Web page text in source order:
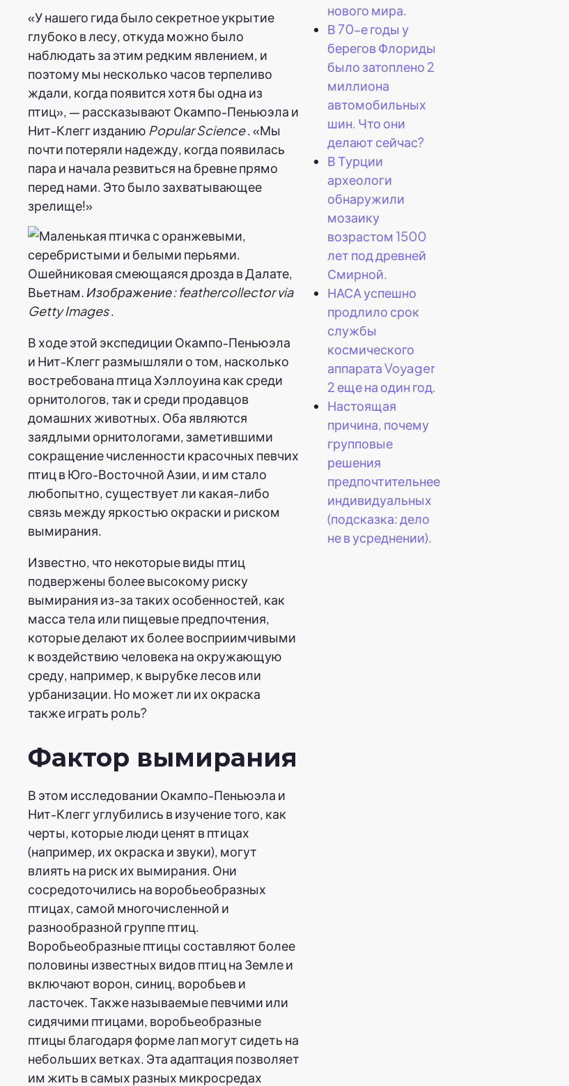
«У нашего гида было секретное укрытие
глубоко в лесу, откуда можно было
наблюдать за этим редким явлением, и
поэтому мы несколько часов терпеливо
ждали, когда появится хотя бы одна из
птиц», — рассказывают Окампо-Пеньюэла и
Нит-Клегг изданию Popular Science. «Мы
почти потеряли надежду, когда появилась
пара и начала резвиться на бревне прямо
перед нами. Это было захватывающее
зрелище!»
Ошейниковая смеющаяся дрозда в Далате,
Вьетнам. Изображение: feathercollector via
Getty Images.
В ходе этой экспедиции Окампо-Пеньюэла
и Нит-Клегг размышляли о том, насколько
востребована птица Хэллоуина как среди
орнитологов, так и среди продавцов
домашних животных. Оба являются
заядлыми орнитологами, заметившими
сокращение численности красочных певчих
птиц в Юго-Восточной Азии, и им стало
любопытно, существует ли какая-либо
связь между яркостью окраски и риском
вымирания.
Известно, что некоторые виды птиц
подвержены более высокому риску
вымирания из-за таких особенностей, как
масса тела или пищевые предпочтения,
которые делают их более восприимчивыми
к воздействию человека на окружающую
среду, например, к вырубке лесов или
урбанизации. Но может ли их окраска
также играть роль?
Фактор вымирания
В этом исследовании Окампо-Пеньюэла и
Нит-Клегг углубились в изучение того, как
черты, которые люди ценят в птицах
(например, их окраска и звуки), могут
влиять на риск их вымирания. Они
сосредоточились на воробьеобразных
птицах, самой многочисленной и
разнообразной группе птиц.
Воробьеобразные птицы составляют более
половины известных видов птиц на Земле и
включают ворон, синиц, воробьев и
ласточек. Также называемые певчими или
сидячими птицами, воробьеобразные
птицы благодаря форме лап могут сидеть на
небольших ветках. Эта адаптация позволяет
им жить в самых разных микросредах
нового мира.
В 70-е годы у
берегов Флориды
было затоплено 2
миллиона
автомобильных
шин. Что они
делают сейчас?
В Турции
археологи
обнаружили
мозаику
возрастом 1500
лет под древней
Смирной.
НАСА успешно
продлило срок
службы
космического
аппарата Voyager
2 еще на один год.
Настоящая
причина, почему
групповые
решения
предпочтительнее
индивидуальных
(подсказка: дело
не в усреднении).